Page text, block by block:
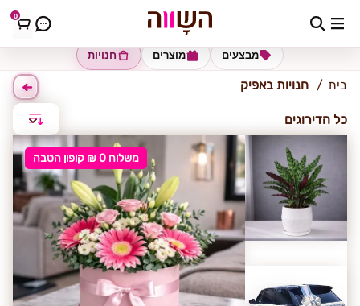
0 אפיק
חנויות מוצרים מבצעים
בית חנויות באפיק
כל הדירוגים
משלוח 0 ₪ קופון הטבה